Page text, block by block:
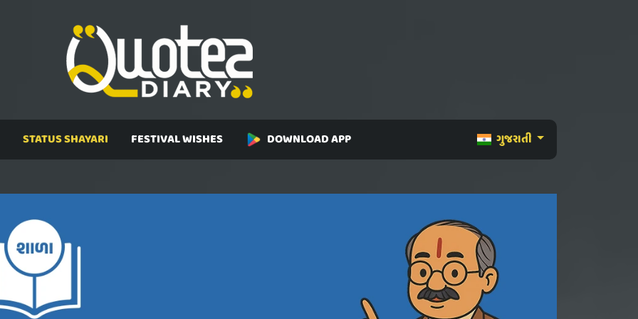
ગુજરાતી
STATUS SHAYARI FESTIVAL WISHES DOWNLOAD APP